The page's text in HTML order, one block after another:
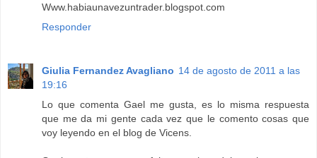
Www.habiaunavezuntrader.blogspot.com
Responder
Giulia Fernandez Avagliano 14 de agosto de 2011 a las
19:16
Lo que comenta Gael me gusta, es lo misma respuesta
que me da mi gente cada vez que le comento cosas que
voy leyendo en el blog de Vicens.